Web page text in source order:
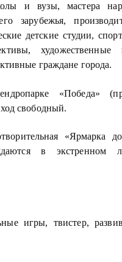
и вузы, мастера
зарубежья,
детские студии,
художественные
граждане города.
«Победа»
свободный.
«Ярмарка
в экстренном
игры, твистер,